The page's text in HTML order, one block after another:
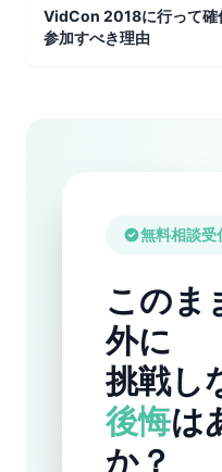
VidCon 2018に行って確
参加すべき理由
無料相談受
このま
外に
挑戦し
後悔は
か？